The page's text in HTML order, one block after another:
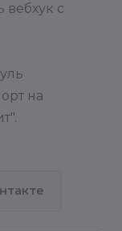
UHD
вебхук с
на